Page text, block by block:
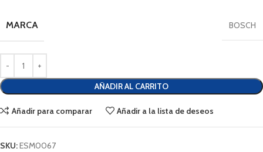
MARCA BOSCH
AÑADIR AL CARRITO
Añadir para comparar Añadir a la lista de deseos
SKU:ESM0067